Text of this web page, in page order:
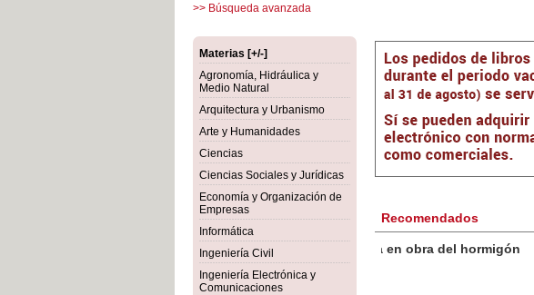
>> Búsqueda avanzada
Materias [+/-]
Agronomía, Hidráulica y
Medio Natural
Arquitectura y Urbanismo
Arte y Humanidades
Ciencias
Ciencias Sociales y Jurídicas
Economía y Organización de
Empresas
Informática
Ingeniería Civil
Ingeniería Electrónica y
Comunicaciones
Recomendados
Botánica Agroalimentaria